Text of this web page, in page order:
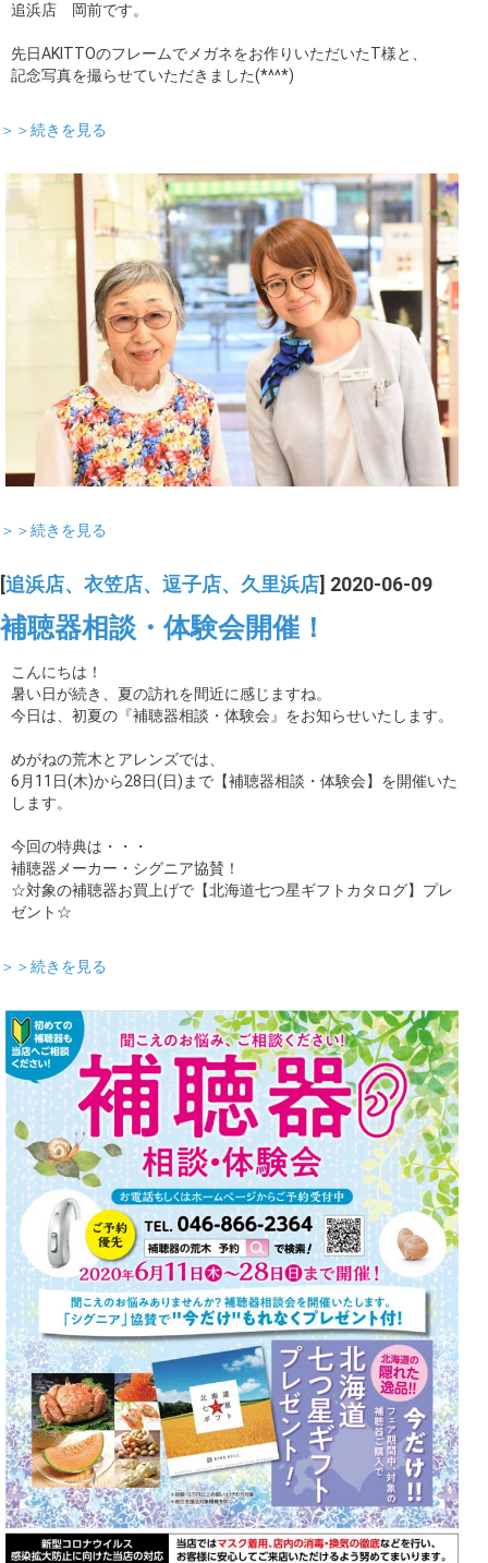
追浜店 岡前です。
先日AKITTOのフレームでメガネをお作りいただいたT様と、
記念写真を撮らせていただきました(*^^*)
＞＞続きを見る
＞＞続きを見る
追浜店、衣笠店、逗子店、久里浜店 ] 2020-06-09
補聴器相談・体験会開催！
こんにちは！
暑い日が続き、夏の訪れを間近に感じますね。
今日は、初夏の『補聴器相談・体験会』をお知らせいたします。
めがねの荒木とアレンズでは、
6月11日(木)から28日(日)まで【補聴器相談・体験会】を開催いた
します。
今回の特典は・・・
補聴器メーカー・シグニア協賛！
☆対象の補聴器お買上げで【北海道七つ星ギフトカタログ】プレ
ゼント☆
＞＞続きを見る